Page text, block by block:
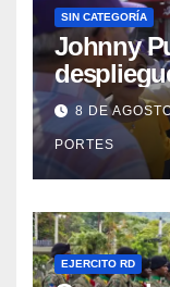
SIN CATEGORÍA
Johnny
segunda
8 DE
PORTES
EJERCITO RD